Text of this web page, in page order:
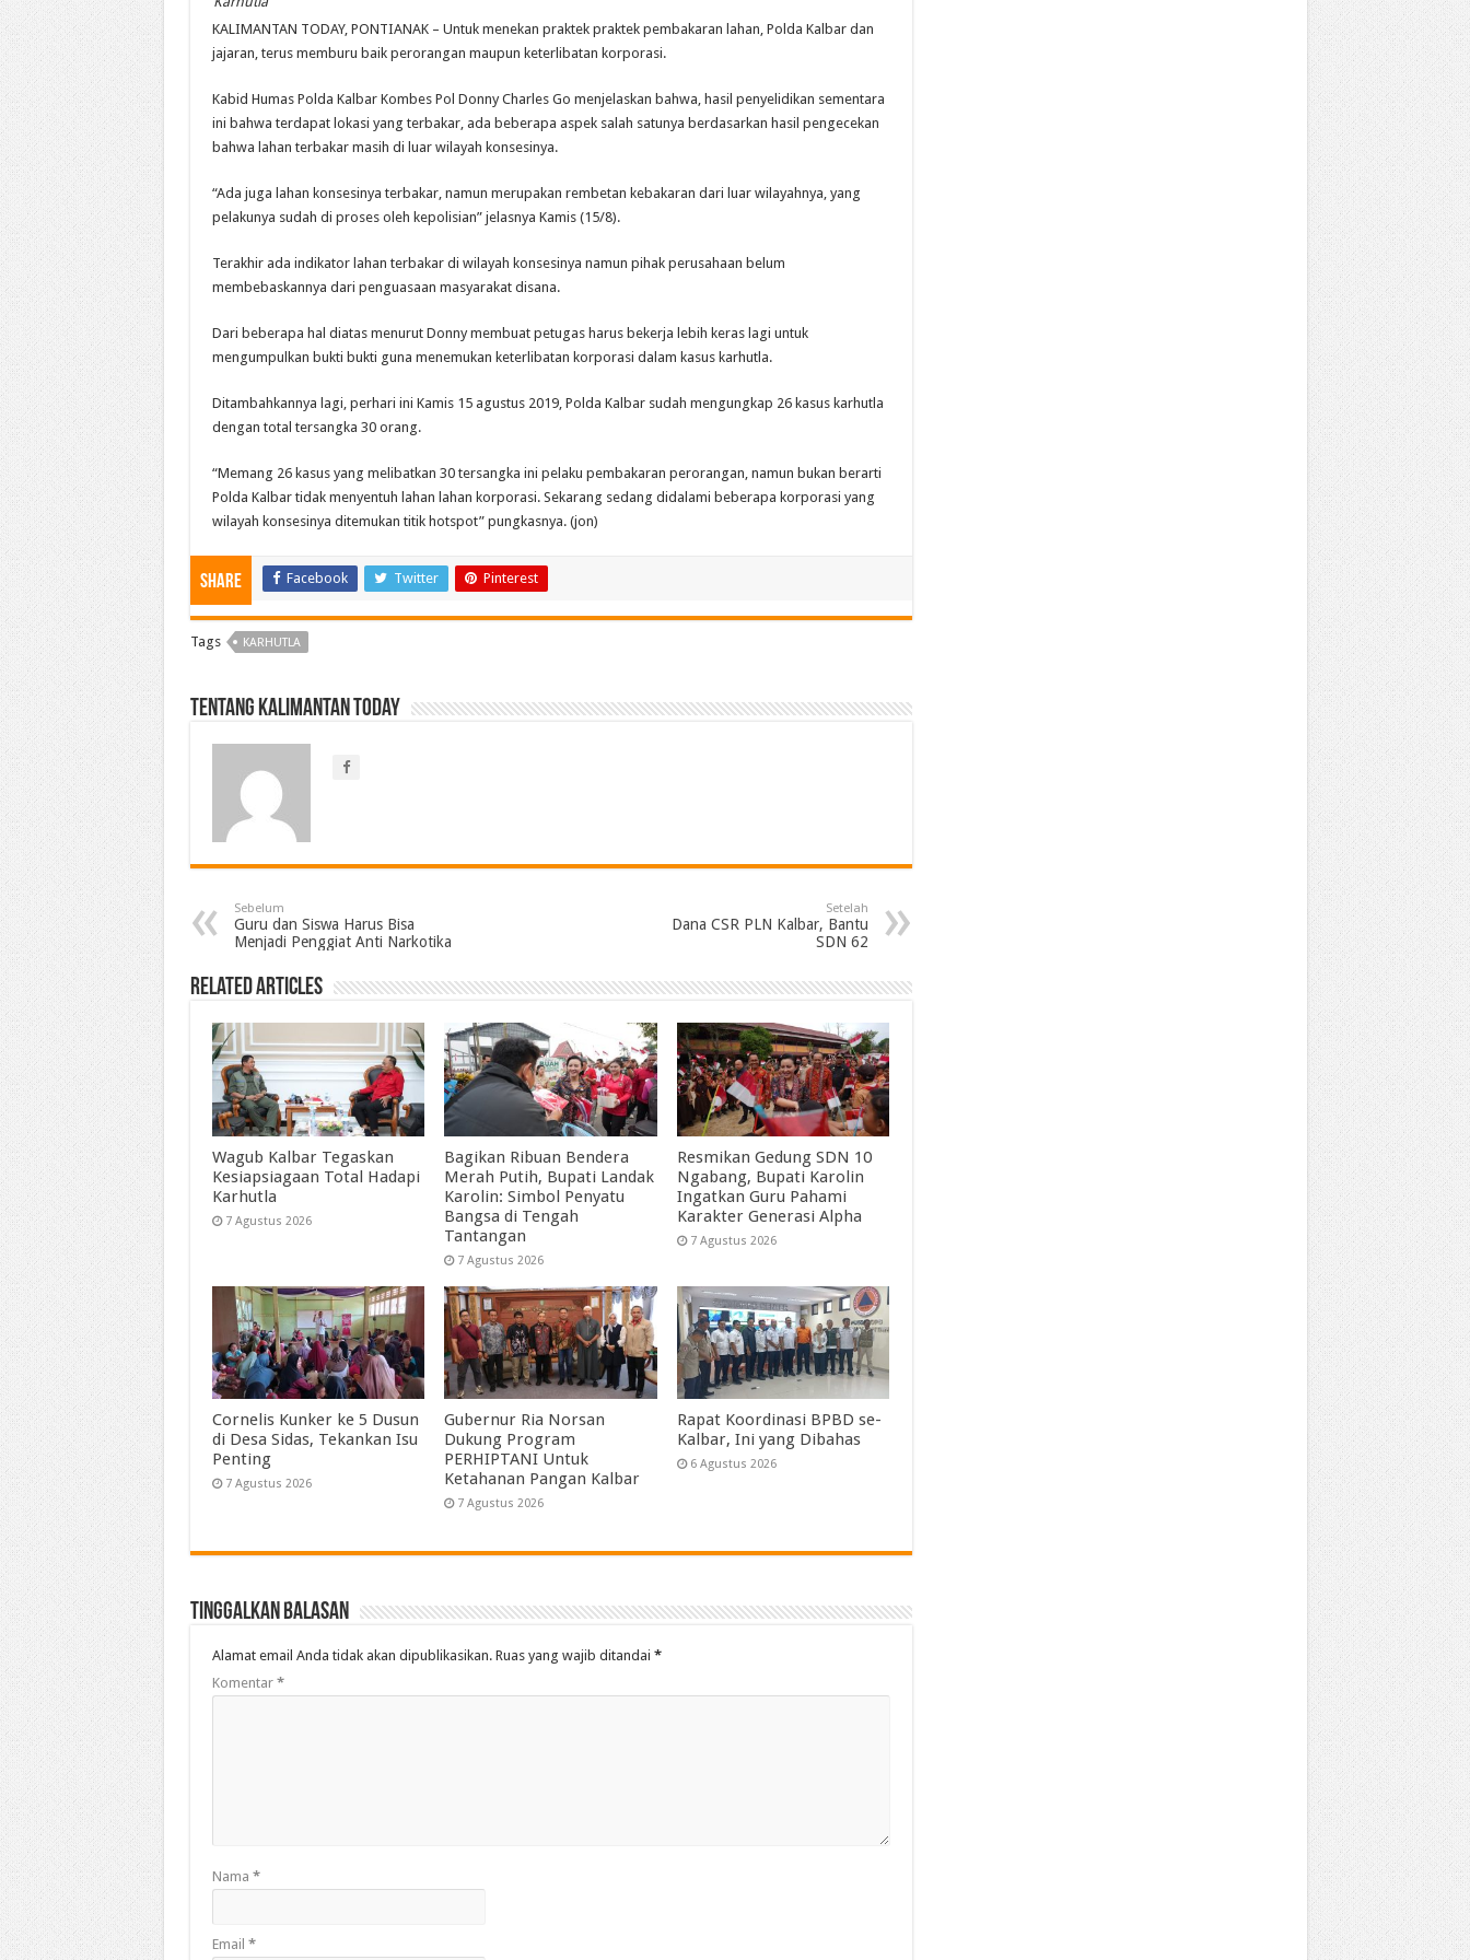
KALIMANTAN TODAY, PONTIANAK – Untuk menekan praktek praktek pembakaran lahan, Polda Kalbar dan
jajaran, terus memburu baik perorangan maupun keterlibatan korporasi.
Kabid Humas Polda Kalbar Kombes Pol Donny Charles Go menjelaskan bahwa, hasil penyelidikan sementara
ini bahwa terdapat lokasi yang terbakar, ada beberapa aspek salah satunya berdasarkan hasil pengecekan
bahwa lahan terbakar masih di luar wilayah konsesinya.
“Ada juga lahan konsesinya terbakar, namun merupakan rembetan kebakaran dari luar wilayahnya, yang
pelakunya sudah di proses oleh kepolisian” jelasnya Kamis (15/8).
Terakhir ada indikator lahan terbakar di wilayah konsesinya namun pihak perusahaan belum
membebaskannya dari penguasaan masyarakat disana.
Dari beberapa hal diatas menurut Donny membuat petugas harus bekerja lebih keras lagi untuk
mengumpulkan bukti bukti guna menemukan keterlibatan korporasi dalam kasus karhutla.
Ditambahkannya lagi, perhari ini Kamis 15 agustus 2019, Polda Kalbar sudah mengungkap 26 kasus karhutla
dengan total tersangka 30 orang.
“Memang 26 kasus yang melibatkan 30 tersangka ini pelaku pembakaran perorangan, namun bukan berarti
Polda Kalbar tidak menyentuh lahan lahan korporasi. Sekarang sedang didalami beberapa korporasi yang
wilayah konsesinya ditemukan titik hotspot” pungkasnya. (jon)
Share Facebook Twitter Pinterest
Tags KARHUTLA
Tentang Kalimantan Today
Sebelum
Guru dan Siswa Harus Bisa
Menjadi Penggiat Anti Narkotika
Setelah
Dana CSR PLN Kalbar, Bantu
SDN 62
Related Articles
Wagub Kalbar Tegaskan
Kesiapsiagaan Total Hadapi
Karhutla
7 Agustus 2026
Bagikan Ribuan Bendera
Merah Putih, Bupati Landak
Karolin: Simbol Penyatu
Bangsa di Tengah
Tantangan
7 Agustus 2026
Resmikan Gedung SDN 10
Ngabang, Bupati Karolin
Ingatkan Guru Pahami
Karakter Generasi Alpha
7 Agustus 2026
Cornelis Kunker ke 5 Dusun
di Desa Sidas, Tekankan Isu
Penting
7 Agustus 2026
Gubernur Ria Norsan
Dukung Program
PERHIPTANI Untuk
Ketahanan Pangan Kalbar
7 Agustus 2026
Rapat Koordinasi BPBD se-
Kalbar, Ini yang Dibahas
6 Agustus 2026
Tinggalkan Balasan
Alamat email Anda tidak akan dipublikasikan. Ruas yang wajib ditandai *
Komentar *
Nama *
Email *